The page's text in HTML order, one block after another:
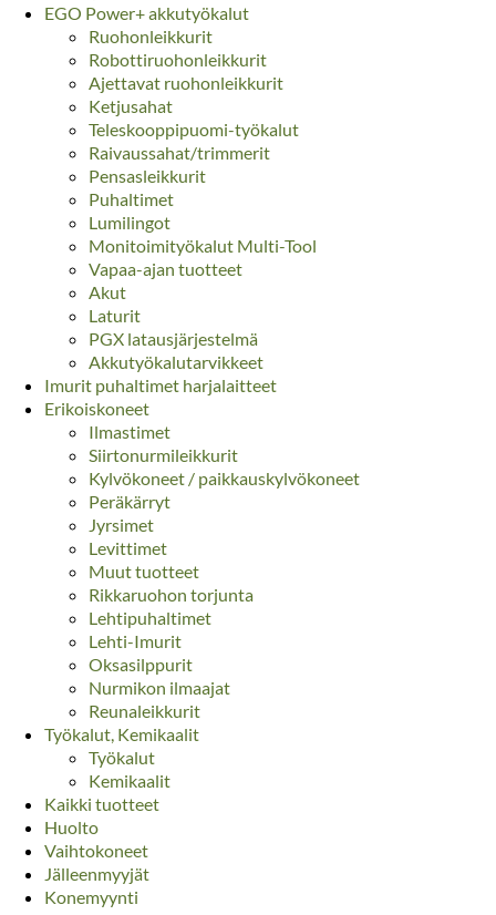
EGO Power+ akkutyökalut
Ruohonleikkurit
Robottiruohonleikkurit
Ajettavat ruohonleikkurit
Ketjusahat
Teleskooppipuomi-työkalut
Raivaussahat/trimmerit
Pensasleikkurit
Puhaltimet
Lumilingot
Monitoimityökalut Multi-Tool
Vapaa-ajan tuotteet
Akut
Laturit
PGX latausjärjestelmä
Akkutyökalutarvikkeet
Imurit puhaltimet harjalaitteet
Erikoiskoneet
Ilmastimet
Siirtonurmileikkurit
Kylvökoneet / paikkauskylvökoneet
Peräkärryt
Jyrsimet
Levittimet
Muut tuotteet
Rikkaruohon torjunta
Lehtipuhaltimet
Lehti-Imurit
Oksasilppurit
Nurmikon ilmaajat
Reunaleikkurit
Työkalut, Kemikaalit
Työkalut
Kemikaalit
Kaikki tuotteet
Huolto
Vaihtokoneet
Jälleenmyyjät
Konemyynti